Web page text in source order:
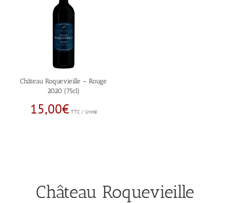
Château Roquevieille – Rouge
2020 (75cl)
15,00€ TTC / Unité
Château Roquevieille